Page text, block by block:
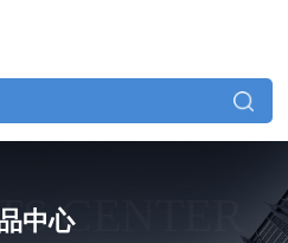
CENTER
中心